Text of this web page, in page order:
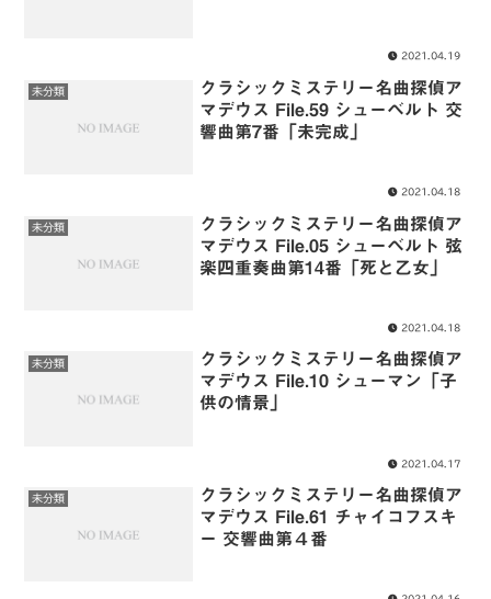
2021.04.19
未分類
クラシックミステリー名曲探偵ア
マデウス File.59 シューベルト 交
響曲第7番「未完成」
2021.04.18
未分類
クラシックミステリー名曲探偵ア
マデウス File.05 シューベルト 弦
楽四重奏曲第14番「死と乙女」
2021.04.18
未分類
クラシックミステリー名曲探偵ア
マデウス File.10 シューマン「子
供の情景」
2021.04.17
未分類
クラシックミステリー名曲探偵ア
マデウス File.61 チャイコフスキ
ー 交響曲第４番